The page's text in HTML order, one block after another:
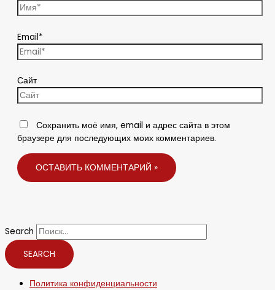
Email*
Сайт
Сохранить моё имя, email и адрес сайта в этом
браузере для последующих моих комментариев.
Search
SEARCH
Политика конфиденциальности